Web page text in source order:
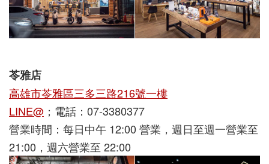
苓雅店
高雄市苓雅區三多三路216號一樓
LINE@ ；電話：07-3380377
營業時間： 每日中午 12:00 營業，週日至週一營業至
21:00，週六營業至 22:00